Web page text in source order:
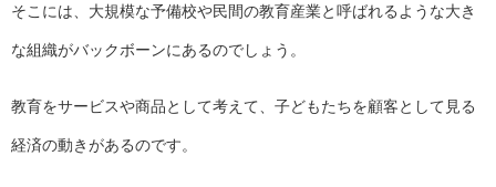
そこには、大規模な予備校や民間の教育産業と呼ばれるような大き
な組織がバックボーンにあるのでしょう。
教育をサービスや商品として考えて、子どもたちを顧客として見る
経済の動きがあるのです。